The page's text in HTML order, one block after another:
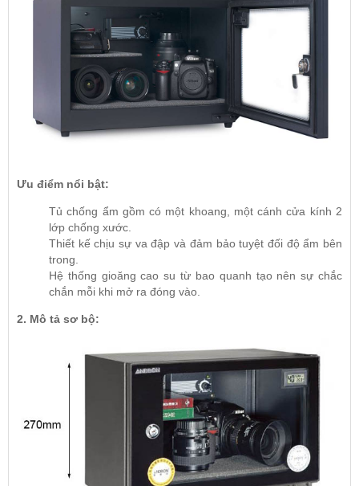
Ưu điểm nổi bật:
Tủ chống ẩm gồm có một khoang, một cánh cửa kính 2
lớp chống xước.
Thiết kế chịu sự va đập và đảm bảo tuyệt đối độ ẩm bên
trong.
Hệ thống gioăng cao su từ bao quanh tạo nên sự chắc
chắn mỗi khi mở ra đóng vào.
2. Mô tả sơ bộ: